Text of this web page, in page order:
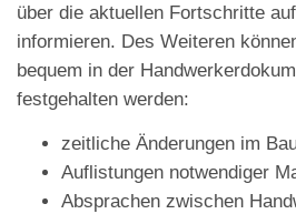
über die aktuellen Fortschritte
informieren. Des Weiteren
bequem in der
festgehalten werden:
zeitliche Änderungen im
Auflistungen notwendiger
Absprachen zwischen